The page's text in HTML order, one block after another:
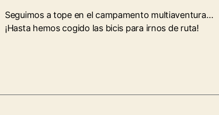
Seguimos a tope en el campamento multiaventura…
¡Hasta hemos cogido las bicis para irnos de ruta!